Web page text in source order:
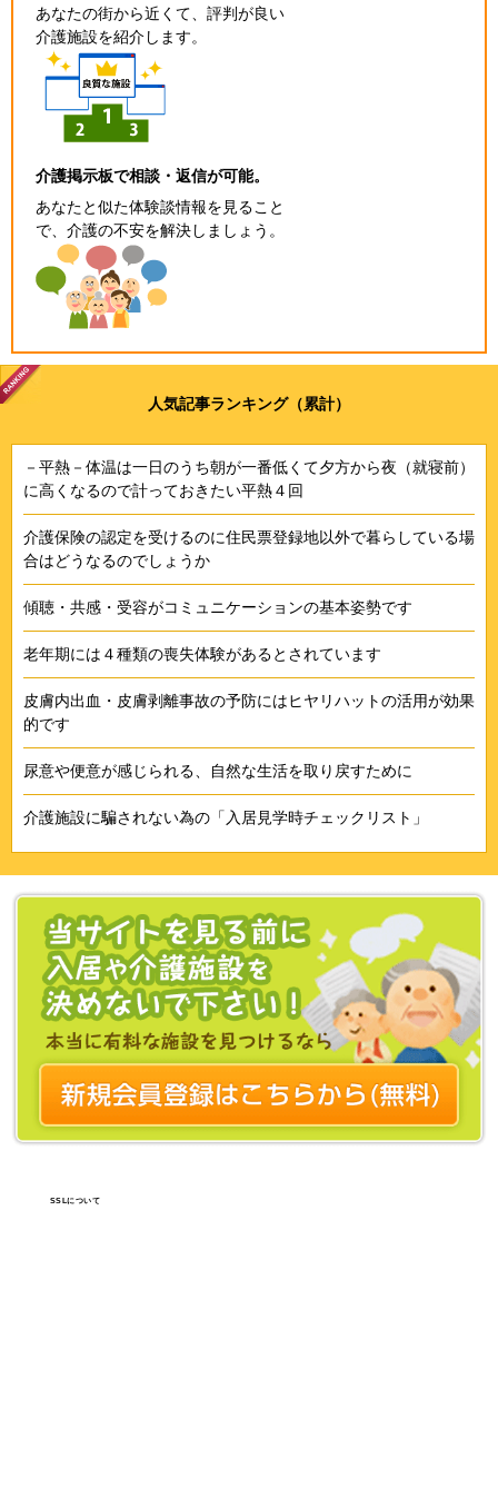
あなたの街から近くて、評判が良い
介護施設を紹介します。
介護掲示板で相談・返信が可能。
あなたと似た体験談情報を見ること
で、介護の不安を解決しましょう。
人気記事ランキング（累計）
－平熱－体温は一日のうち朝が一番低くて夕方から夜（就寝前）
に高くなるので計っておきたい平熱４回
介護保険の認定を受けるのに住民票登録地以外で暮らしている場
合はどうなるのでしょうか
傾聴・共感・受容がコミュニケーションの基本姿勢です
老年期には４種類の喪失体験があるとされています
皮膚内出血・皮膚剥離事故の予防にはヒヤリハットの活用が効果
的です
尿意や便意が感じられる、自然な生活を取り戻すために
介護施設に騙されない為の「入居見学時チェックリスト」
SSLについて